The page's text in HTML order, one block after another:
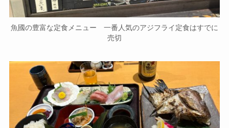
魚國の豊富な定食メニュー 一番人気のアジフライ定食はすで
に売切